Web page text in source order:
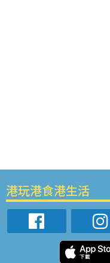
港玩港食港生活